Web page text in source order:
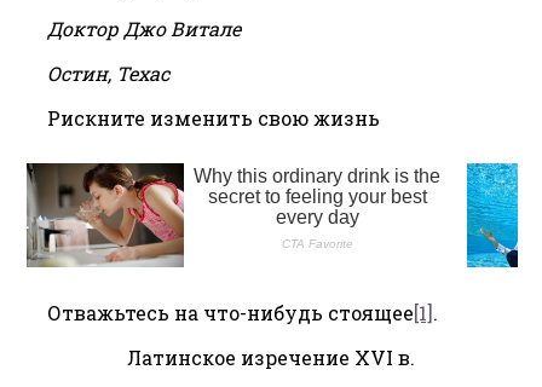
Доктор Джо Витале
Остин, Техас
Рискните изменить свою жизнь
Отважьтесь на что-нибудь стоящее[1].
Латинское изречение XVI в.